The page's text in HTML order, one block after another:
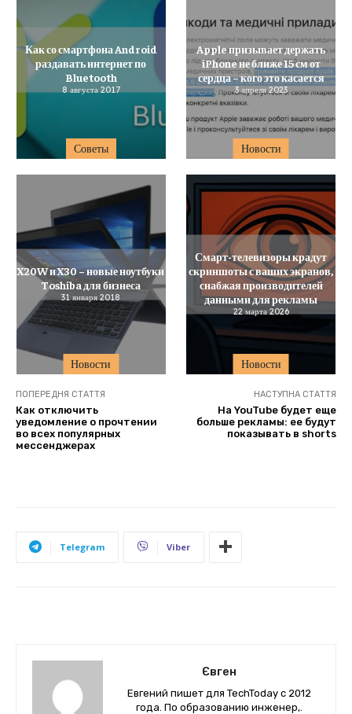
Советы
Как со смартфона Android
раздавать интернет по
Bluetooth
8 августа 2017
Новости
Apple призывает держать
iPhone не ближе 15 см от
сердца – кого это касается
3 апреля 2023
Новости
X20W и X30 – новые ноутбуки
Toshiba для бизнеса
31 января 2018
Новости
Смарт-телевизоры крадут
скриншоты с ваших экранов,
снабжая производителей
данными для рекламы
22 марта 2026
ПОПЕРЕДНЯ СТАТТЯ
Как отключить
уведомление о прочтении
во всех популярных
мессенджерах
НАСТУПНА СТАТТЯ
На YouTube будет еще
больше рекламы: ее будут
показывать в shorts
Telegram Viber
Євген
Евгений пишет для TechToday с 2012
года. По образованию инженер,.